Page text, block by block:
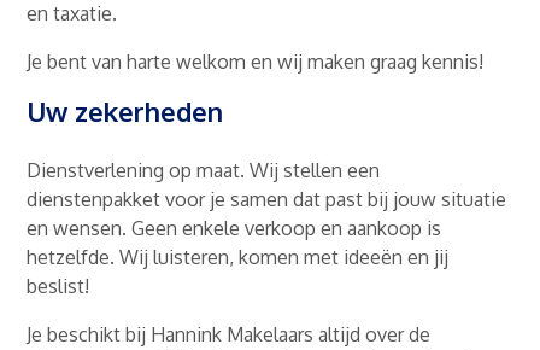
en taxatie.
Je bent van harte welkom en wij maken graag kennis!
Uw zekerheden
Dienstverlening op maat. Wij stellen een
dienstenpakket voor je samen dat past bij jouw situatie
en wensen. Geen enkele verkoop en aankoop is
hetzelfde. Wij luisteren, komen met ideeën en jij
beslist!
Je beschikt bij Hannink Makelaars altijd over de